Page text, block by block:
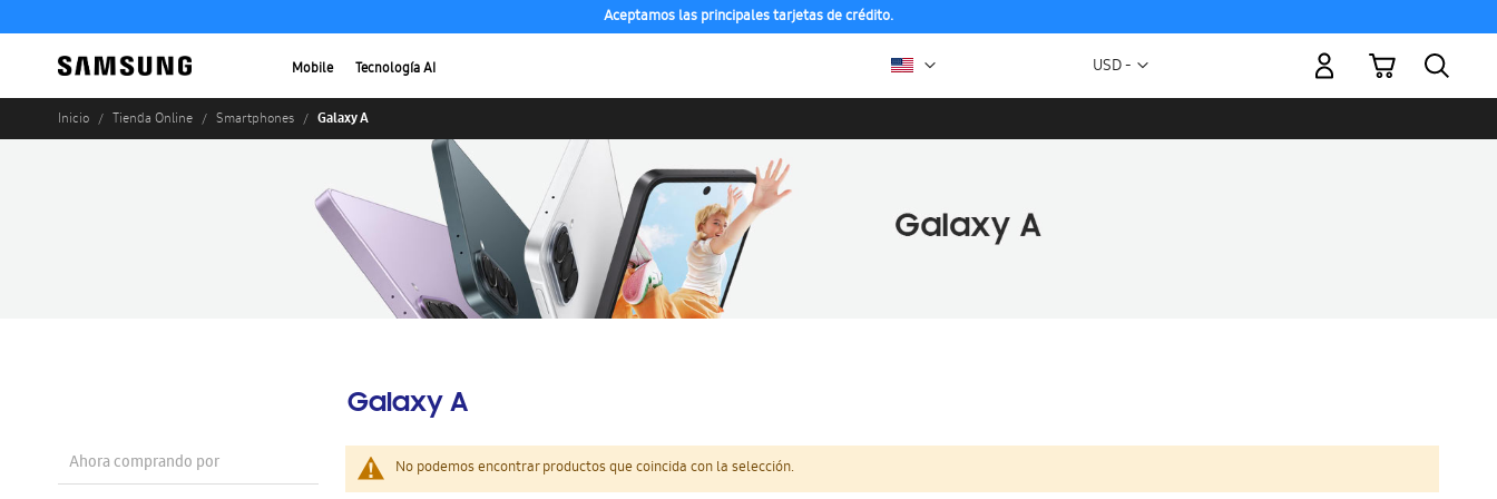
Aceptamos las principales tarjetas de crédito.
Mobile Tecnología AI Moneda
USD -
Mi carrito
Inicio Tienda Online Smartphones Galaxy A
Galaxy A
No podemos encontrar productos que coincida con la selección.
Ahora comprando por